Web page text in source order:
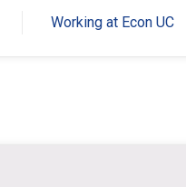
Working at Econ UC